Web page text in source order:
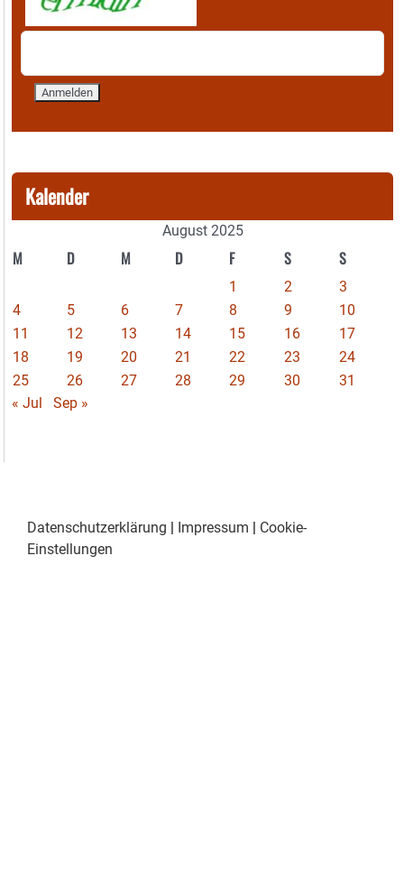
Kalender
August 2025
M D M D F S S
1 2
3
4
5 6 7 8 9
10
11
12 13 14 15 16
17
18
19 20 21 22 23
24
25
26 27 28 29 30
31
« Jul
Sep »
Datenschutzerklärung | Impressum | Cookie-
Einstellungen